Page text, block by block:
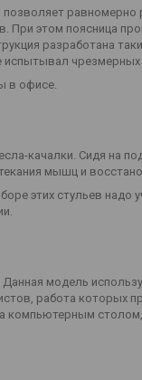
При этом поясница
разработана
чрезмерных
в офисе.
качалки. Сидя на
мышц и
этих стульев надо
модель
работа которых
компьютерным